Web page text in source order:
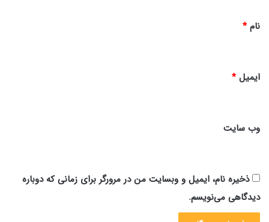
نام*
ایمیل*
وب‌ سایت
ذخیره نام، ایمیل و وبسایت من در مرورگر برای زمانی که دوباره
دیدگاهی می‌نویسم.